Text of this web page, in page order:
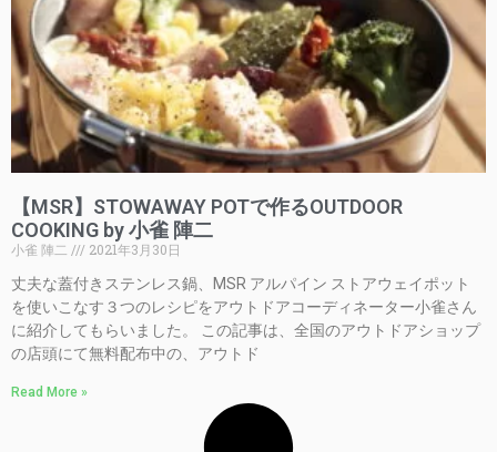
【MSR】STOWAWAY POTで作るOUTDOOR
COOKING by 小雀 陣二
小雀 陣二
2021年3月30日
丈夫な蓋付きステンレス鍋、MSR アルパイン ストアウェイポット
を使いこなす３つのレシピをアウトドアコーディネーター小雀さん
に紹介してもらいました。 この記事は、全国のアウトドアショップ
の店頭にて無料配布中の、アウトド
Read More »